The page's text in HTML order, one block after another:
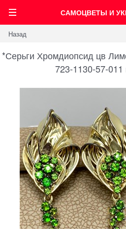
САМОЦВЕТЫ И
Назад
*Серьги Хромдиопсид цв
723-1130-57-011